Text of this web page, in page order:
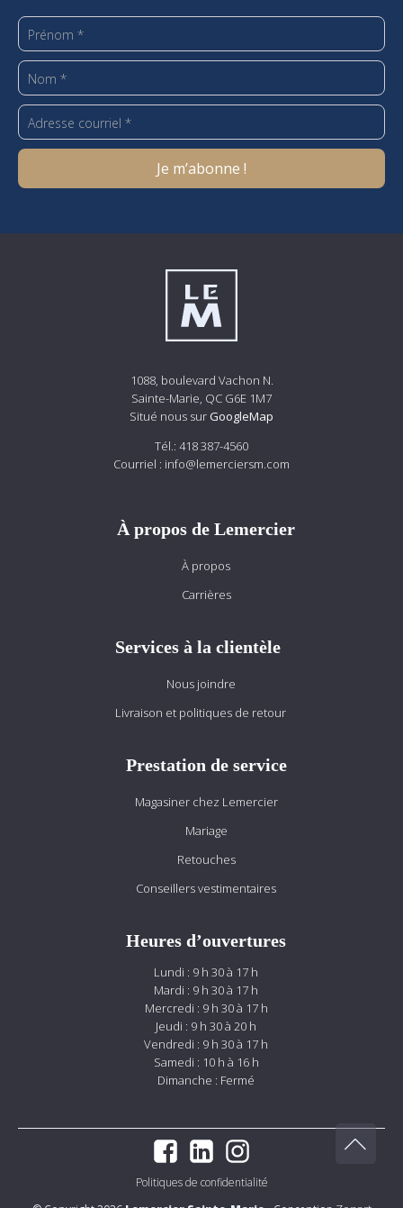
1088, boulevard Vachon N.
Sainte-Marie, QC G6E 1M7
Situé nous sur GoogleMap
Tél.: 418 387-4560
Courriel : info@lemerciersm.com
À propos de Lemercier
À propos
Carrières
Services à la clientèle
Nous joindre
Livraison et politiques de retour
Prestation de service
Magasiner chez Lemercier
Mariage
Retouches
Conseillers vestimentaires
Heures d’ouvertures
Lundi : 9 h 30 à 17 h
Mardi : 9 h 30 à 17 h
Mercredi : 9 h 30 à 17 h
Jeudi : 9 h 30 à 20 h
Vendredi : 9 h 30 à 17 h
Samedi : 10 h à 16 h
Dimanche : Fermé
Politiques de confidentialité